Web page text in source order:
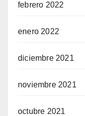
febrero 2022
enero 2022
diciembre 2021
noviembre 2021
octubre 2021